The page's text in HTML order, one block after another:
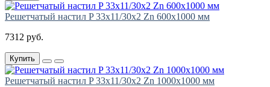
Решетчатый настил P 33х11/30х2 Zn 600х1000 мм
7312 руб.
Купить
Решетчатый настил P 33х11/30х2 Zn 1000х1000 мм